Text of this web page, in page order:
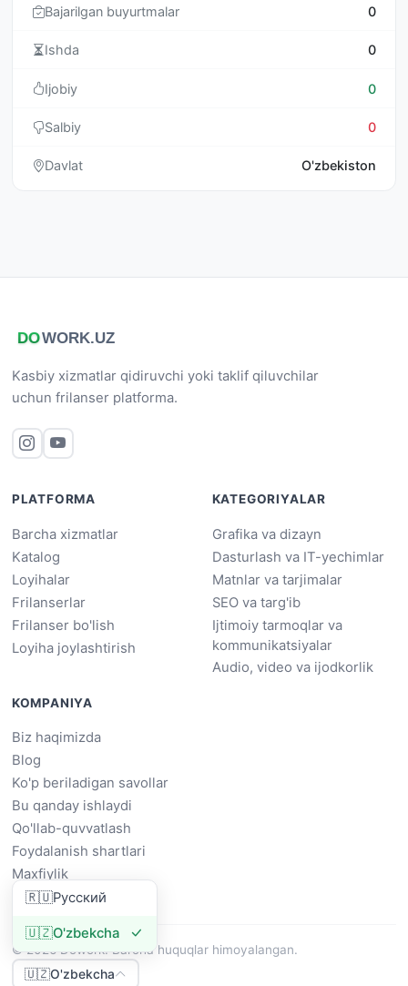
Bajarilgan buyurtmalar 0
Ishda 0
Ijobiy 0
Salbiy 0
Davlat O'zbekiston
Kasbiy xizmatlar qidiruvchi yoki taklif qiluvchilar
uchun frilanser platforma.
PLATFORMA
Barcha xizmatlar
Katalog
Loyihalar
Frilanserlar
Frilanser bo'lish
Loyiha joylashtirish
KATEGORIYALAR
Grafika va dizayn
Dasturlash va IT-yechimlar
Matnlar va tarjimalar
SEO va targ'ib
Ijtimoiy tarmoqlar va
kommunikatsiyalar
Audio, video va ijodkorlik
KOMPANIYA
Biz haqimizda
Blog
Ko'p beriladigan savollar
Bu qanday ishlaydi
Qo'llab-quvvatlash
Foydalanish shartlari
Maxfiylik
© 2026 Dowork. Barcha huquqlar himoyalangan.
🇺🇿O'zbekcha
🇷🇺Русский
🇺🇿O'zbekcha